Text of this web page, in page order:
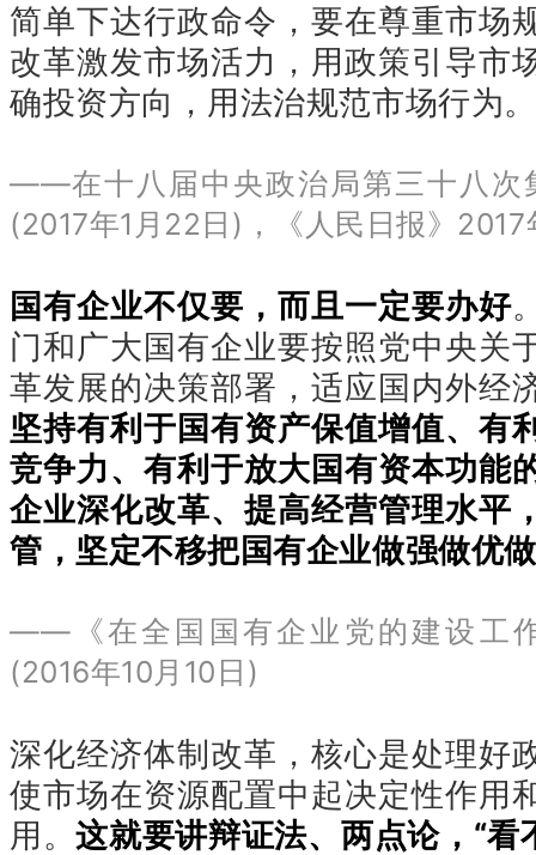
简单下达行政命令，要在尊重市场
改革激发市场活力，用政策引导市
确投资方向，用法治规范市场行为。
——在十八届中央政治局第三十八次
(2017年1月22日)，《人民日报》
国有企业不仅要，而且一定要办好
门和广大国有企业要按照党中央关
革发展的决策部署，适应国内外经
坚持有利于国有资产保值增值、有
竞争力、有利于放大国有资本功能
企业深化改革、提高经营管理水平
管，坚定不移把国有企业做强做优
——《在全国国有企业党的建设工
(2016年10月10日)
深化经济体制改革，核心是处理好
使市场在资源配置中起决定性作用
用。这就要讲辩证法、两点论，“看